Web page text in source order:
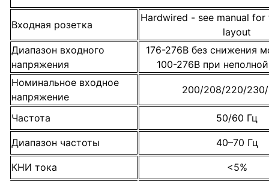
Входная розетка
Hardwired - see manual
layout
Диапазон входного
напряжения
176-276В без снижения
100-276В при
Номинальное входное
напряжение
200/208/220/
Частота 50/60 Гц
Диапазон частоты 40–70 Гц
КНИ тока <5%